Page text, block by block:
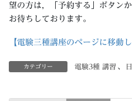
望の方は，「予約する」ボタン
お待ちしております。
【電験三種講座のページに移動し
カテゴリー 電験3種 講習 、